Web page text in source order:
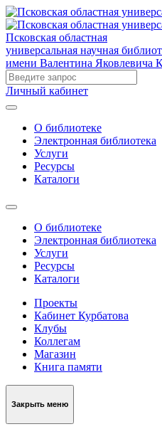
Псковская областная
универсальная научная
имени Валентина Яковлевича
Личный кабинет
О библиотеке
Электронная библиотека
Услуги
Ресурсы
Каталоги
О библиотеке
Электронная библиотека
Услуги
Ресурсы
Каталоги
Проекты
Кабинет Курбатова
Клубы
Коллегам
Магазин
Книга памяти
Закрыть меню